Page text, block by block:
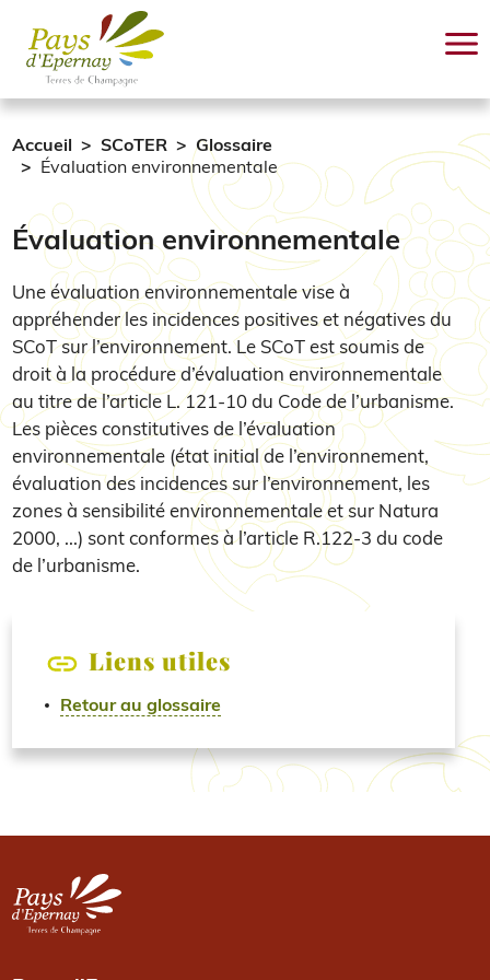
Accueil SCoTER
Glossaire
Évaluation environnementale
Évaluation environnementale
Une évaluation environnementale vise à
appréhender les incidences positives et négatives du
SCoT sur l’environnement. Le SCoT est soumis de
droit à la procédure d’évaluation environnementale
au titre de l’article L. 121-10 du Code de l’urbanisme.
Les pièces constitutives de l’évaluation
environnementale (état initial de l’environnement,
évaluation des incidences sur l’environnement, les
zones à sensibilité environnementale et sur Natura
2000, ...) sont conformes à l’article R.122-3 du code
de l’urbanisme.
Liens utiles
Retour au glossaire
Image